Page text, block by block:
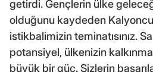
getirdi. Gençlerin ülke
olduğunu kaydeden
istikbalimizin teminatısınız.
potansiyel, ülkenizin
büyük bir güç. Sizlerin